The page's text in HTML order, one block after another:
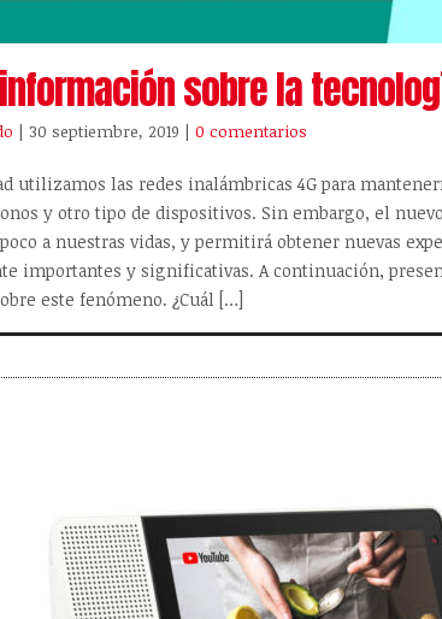
sobre la
| 30 septiembre, 2019 | 0 comentarios
utilizamos las redes inalámbricas 4G para
y otro tipo de dispositivos. Sin embargo, el
a nuestras vidas, y permitirá obtener nuevas
importantes y significativas. A continuación,
este fenómeno. ¿Cuál […]